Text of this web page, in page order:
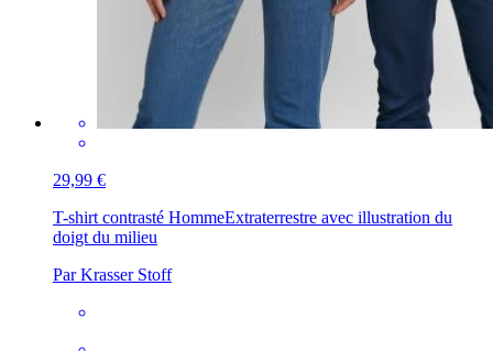
29,99 €
T-shirt contrasté HommeExtraterrestre avec illustration du
doigt du milieu
Par Krasser Stoff